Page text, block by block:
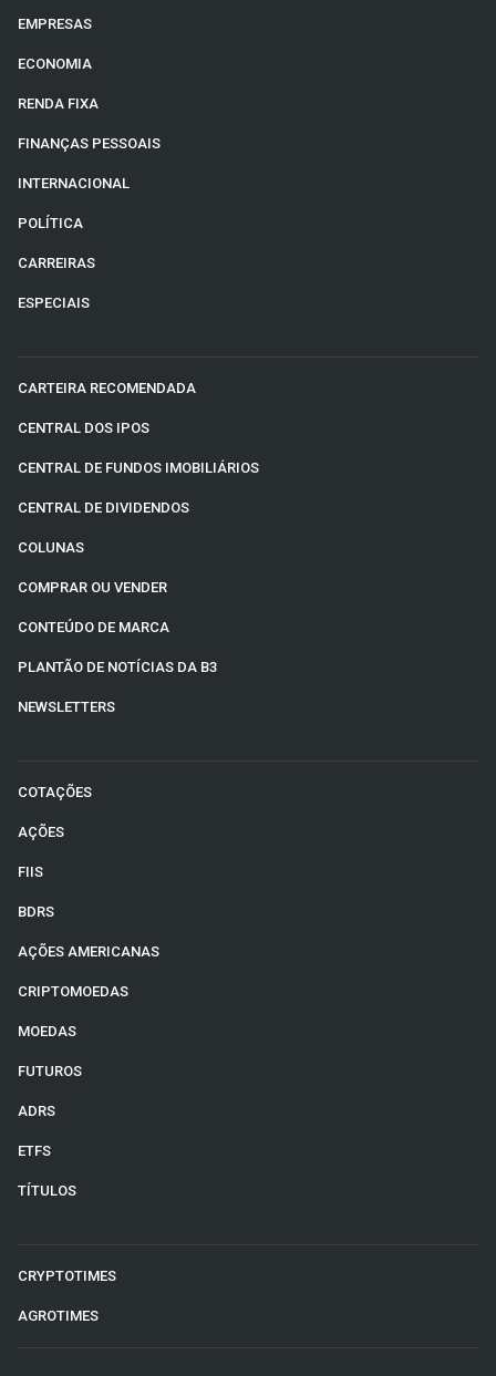
EMPRESAS
ECONOMIA
RENDA FIXA
FINANÇAS PESSOAIS
INTERNACIONAL
POLÍTICA
CARREIRAS
ESPECIAIS
CARTEIRA RECOMENDADA
CENTRAL DOS IPOS
CENTRAL DE FUNDOS IMOBILIÁRIOS
CENTRAL DE DIVIDENDOS
COLUNAS
COMPRAR OU VENDER
CONTEÚDO DE MARCA
PLANTÃO DE NOTÍCIAS DA B3
NEWSLETTERS
COTAÇÕES
AÇÕES
FIIS
BDRS
AÇÕES AMERICANAS
CRIPTOMOEDAS
MOEDAS
FUTUROS
ADRS
ETFS
TÍTULOS
CRYPTOTIMES
AGROTIMES